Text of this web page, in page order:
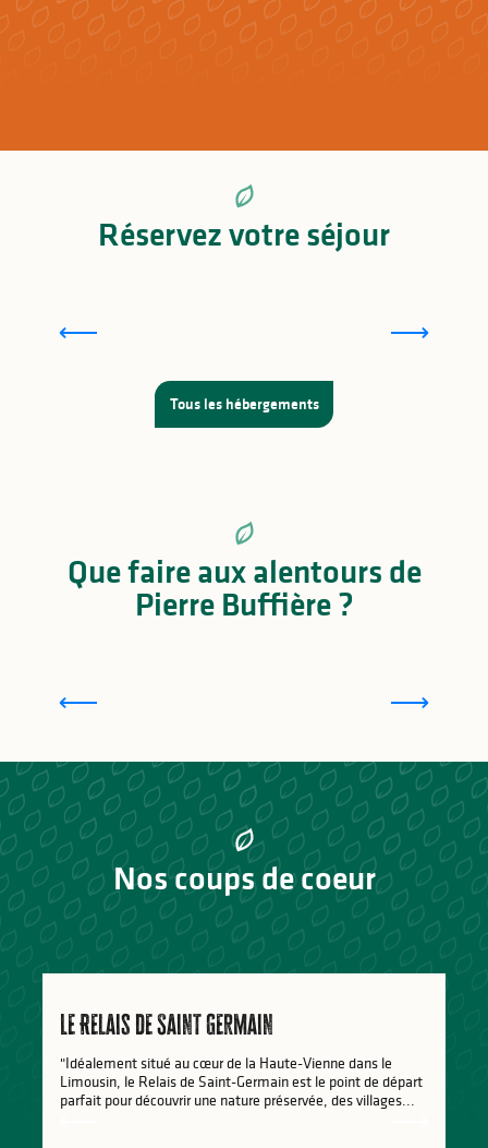
Réservez votre séjour
Les hôtels à Magnac-Bourg, à Pierre-Buffière et
Tous les hébergements
Que faire aux alentours de
Pierre Buffière ?
Nos coups de coeur
Le Relais de Saint Germain
"Idéalement situé au cœur de la Haute-Vienne dans le
Limousin, le Relais de Saint-Germain est le point de départ
parfait pour découvrir une nature préservée, des villages...